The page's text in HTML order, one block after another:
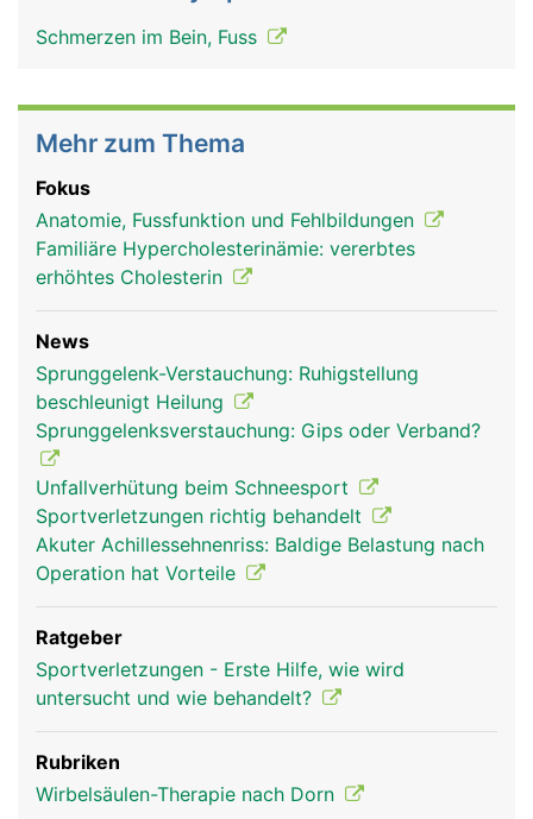
Sprunggelenk Frau
Schmerzen im Bein, Fuss
Mehr zum Thema
Fokus
Anatomie, Fussfunktion und Fehlbildungen
Familiäre Hypercholesterinämie: vererbtes
erhöhtes Cholesterin
News
Sprunggelenk-Verstauchung: Ruhigstellung
beschleunigt Heilung
Sprunggelenksverstauchung: Gips oder Verband?
Unfallverhütung beim Schneesport
Sportverletzungen richtig behandelt
Akuter Achillessehnenriss: Baldige Belastung nach
Operation hat Vorteile
Ratgeber
Sportverletzungen - Erste Hilfe, wie wird
untersucht und wie behandelt?
Rubriken
Wirbelsäulen-Therapie nach Dorn